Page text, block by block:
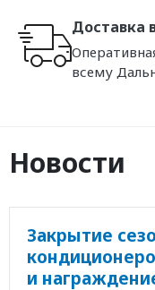
Доставка
всему
Новости
Закрытие
и